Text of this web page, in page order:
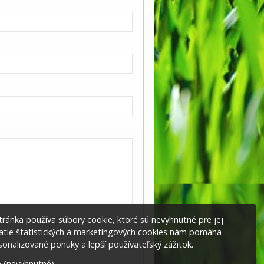
používa súbory cookie, ktoré sú nevyhnutné pre jej
štatistických a marketingových cookies nám pomáha
ponuky a lepší používateľský zážitok.